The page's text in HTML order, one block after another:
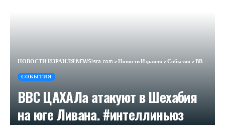
НОВОСТИ ИЗРАИЛЯ NEWSisra.com >Новости Израиля>События>ВВС ЦАХАЛа атакуют в Шехабия на юге Ливана. #интеллиньюз
СОБЫТИЯ
ВВС ЦАХАЛа атакуют в Шехабия
на юге Ливана. #интеллиньюз